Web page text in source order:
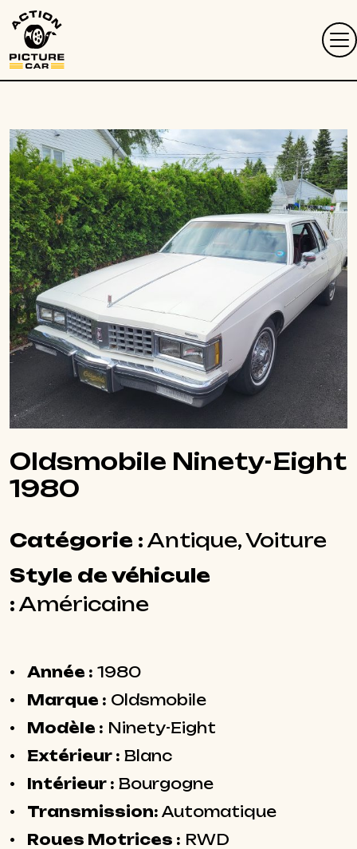
Oldsmobile Ninety-Eight
1980
Catégorie : Antique, Voiture
Style de véhicule
: Américaine
Année : 1980
Marque : Oldsmobile
Modèle : Ninety-Eight
Extérieur : Blanc
Intérieur : Bourgogne
Transmission: Automatique
Roues Motrices : RWD